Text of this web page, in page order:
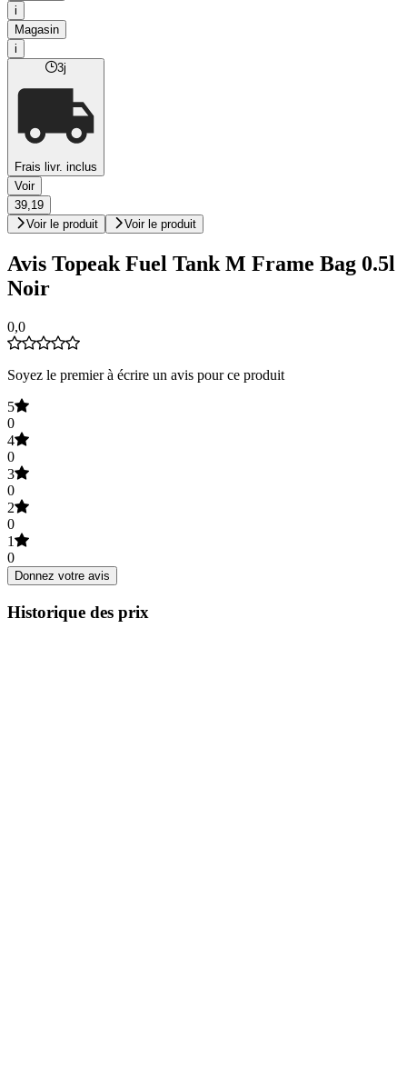
i
Magasin
i
3j
Frais livr. inclus
Voir
39,19
Voir le produit
Voir le produit
Avis Topeak Fuel Tank M Frame Bag 0.5l
Noir
0,0
Soyez le premier à écrire un avis pour ce produit
5
0
4
0
3
0
2
0
1
0
Donnez votre avis
Historique des prix